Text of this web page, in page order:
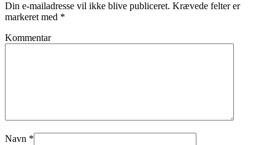
Din e-mailadresse vil ikke blive publiceret. Krævede felter er
markeret med *
Kommentar
Navn *